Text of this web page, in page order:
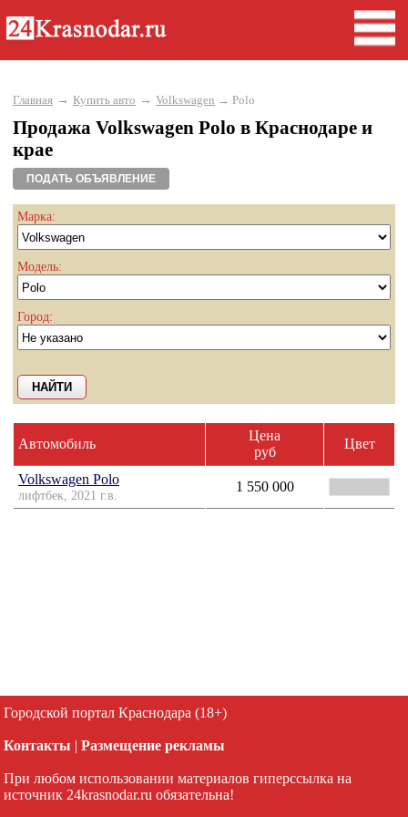
Главная → Купить авто → Volkswagen → Polo
Продажа Volkswagen Polo в Краснодаре и
крае
ПОДАТЬ ОБЪЯВЛЕНИЕ
Марка:
Модель:
Город:
Автомобиль
Цена
руб
Цвет
Volkswagen Polo
лифтбек, 2021 г.в.
1 550 000
Городской портал Краснодара (18+)
Контакты | Размещение рекламы
При любом использовании материалов гиперссылка на
источник 24krasnodar.ru обязательна!